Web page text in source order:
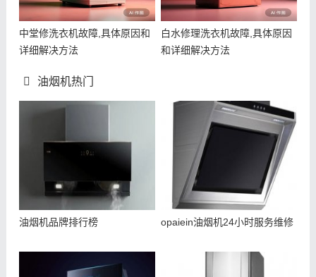
中堂修洗衣机故障,具体原因和
详细解决方法
白水修理洗衣机故障,具体原因
和详细解决方法
油烟机热门
油烟机品牌排行榜 opaiein油烟机24小时服务维修